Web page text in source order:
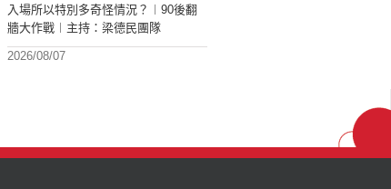
入場所以特別多奇怪情況？︱90後翻
牆大作戰︱主持：梁德民團隊
2026/08/07